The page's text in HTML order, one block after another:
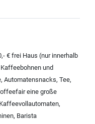
€ frei Haus (nur innerhalb
Kaffeebohnen und
, Automatensnacks, Tee,
eine große
,
, Barista